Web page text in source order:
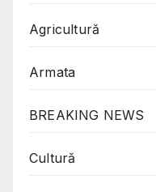
Agricultură
Armata
BREAKING NEWS
Cultură